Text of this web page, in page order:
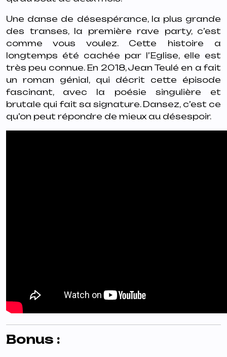
Une danse de désespérance, la plus grande
des transes, la première rave party, c’est
comme vous voulez. Cette histoire a
longtemps été cachée par l’Eglise, elle est
très peu connue. En 2018, Jean Teulé en a fait
un roman génial, qui décrit cette épisode
fascinant, avec la poésie singulière et
brutale qui fait sa signature. Dansez, c’est ce
qu’on peut répondre de mieux au désespoir.
Bonus :